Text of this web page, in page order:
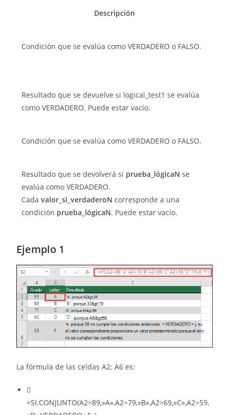
Descripción
Condición que se evalúa como VERDADERO o FALSO.
Resultado que se devuelve si logical_test1 se evalúa
como VERDADERO. Puede estar vacío.
Condición que se evalúa como VERDADERO o FALSO.
Resultado que se devolverá si prueba_lógicaN se
evalúa como VERDADERO.
Cadavalor_si_verdaderoN corresponde a una
condición prueba_lógicaN. Puede estar vacío.
Ejemplo 1
La fórmula de las celdas A2: A6 es:

=SI.CONJUNTO(A2>89,»A»,A2>79,»B»,A2>69,»C»,A2>59,